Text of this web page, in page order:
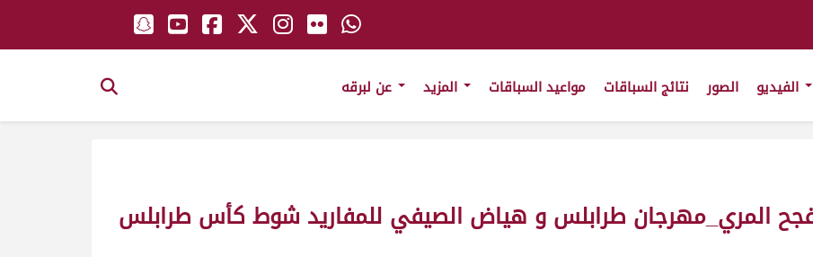
الصور نتائج السباقات مواعيد السباقات
المري_مهرجان طرابلس و هياض الصيفي للمفاريد شوط كأس طرابلس